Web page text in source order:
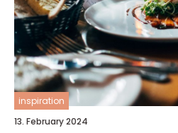
inspiration
13. February 2024